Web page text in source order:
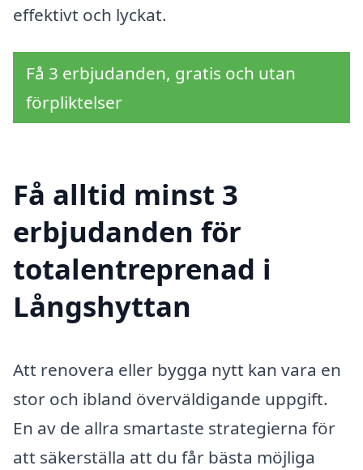
effektivt och lyckat.
Få 3 erbjudanden, gratis och utan
förpliktelser
Få alltid minst 3
erbjudanden för
totalentreprenad i
Långshyttan
Att renovera eller bygga nytt kan vara en
stor och ibland överväldigande uppgift.
En av de allra smartaste strategierna för
att säkerställa att du får bästa möjliga